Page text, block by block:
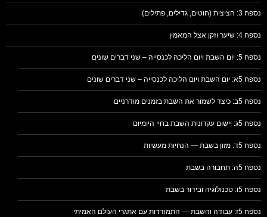
נספח 3: הציצית (חוטים, גדילים, פתילים)
נספח 4: שיער וזקן אצל המאמין
נספח 5: יום השבת ויום הליכה לכנסייה – שני דברים שונים
נספח 5א: יום השבת ויום הליכה לכנסייה – שני דברים שונים
נספח 5ב: כיצד לשמור את השבת בזמנים מודרניים
נספח 5ג: יישום עקרונות השבת בחיי היומיום
נספח 5ד: מזון בשבת — הנחיות מעשיות
נספח 5ה: תחבורה בשבת
נספח 5ו: טכנולוגיה ובידור בשבת
נספח 5ז: עבודה והשבת — התמודדות עם אתגרי העולם האמיתי